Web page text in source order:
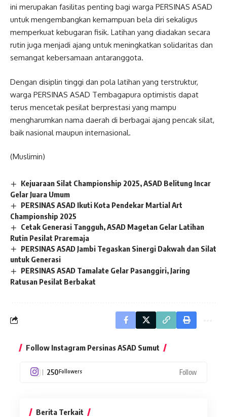
ini merupakan fasilitas penting bagi warga PERSINAS ASAD
untuk mengembangkan kemampuan bela diri sekaligus
memperkuat kebugaran fisik. Latihan yang diadakan secara
rutin juga menjadi ajang untuk meningkatkan solidaritas dan
semangat kebersamaan antaranggota.
Dengan disiplin tinggi dan pola latihan yang terstruktur,
warga PERSINAS ASAD Tembagapura optimistis dapat
terus mencetak pesilat berprestasi yang mampu
mengharumkan nama daerah di berbagai ajang pencak silat,
baik nasional maupun internasional.
(Muslimin)
Kejuaraan Silat Championship 2025, ASAD Belitung Incar
Gelar Juara Umum
PERSINAS ASAD Ikuti Kota Pendekar Martial Art
Championship 2025
Cetak Generasi Tangguh, ASAD Magetan Gelar Latihan
Rutin Pesilat Praremaja
PERSINAS ASAD Jambi Tegaskan Sinergi Dakwah dan Silat
untuk Generasi
PERSINAS ASAD Tamalate Gelar Pasanggiri, Jaring
Ratusan Pesilat Berbakat
Follow Instagram Persinas ASAD Sumut
250Followers Follow
Berita Terkait